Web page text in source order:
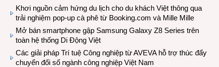
Khơi nguồn cảm hứng du lịch cho du khách Việt thông qua
trải nghiệm pop-up cà phê từ Booking.com và Mille Mille
Mở bán smartphone gập Samsung Galaxy Z8 Series trên
toàn hệ thống Di Động Việt
Các giải pháp Trí tuệ Công nghiệp từ AVEVA hỗ trợ thúc đẩy
chuyển đổi số ngành công nghiệp Việt Nam